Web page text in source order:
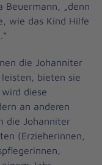
Beuermann, „denn
wie das Kind Hilfe
die Johanniter
bieten sie
diese
an anderen
die Johanniter
(Erzieherinnen,